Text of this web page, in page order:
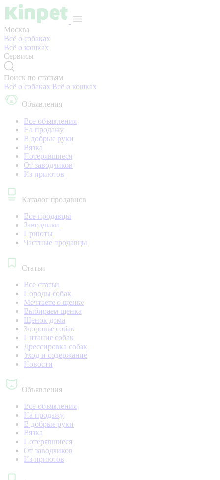
Москва
Всё о собаках
Всё о кошках
Сервисы
Поиск по статьям
Всё о собаках Всё о кошках
Объявления
Все объявления
На продажу
В добрые руки
Вязка
Потерявшиеся
От заводчиков
Из приютов
Каталог продавцов
Все продавцы
Заводчики
Приюты
Частные продавцы
Статьи
Все статьи
Породы собак
Мечтаете о щенке
Выбираем щенка
Щенок дома
Здоровье собак
Питание собак
Дрессировка собак
Уход и содержание
Новости
Объявления
Все объявления
На продажу
В добрые руки
Вязка
Потерявшиеся
От заводчиков
Из приютов